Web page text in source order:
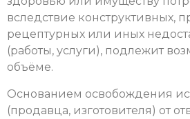
вследствие конструктивных,
рецептурных или иных
(работы, услуги), подлежит
объёме.
Основанием освобождения
(продавца, изготовителя) от